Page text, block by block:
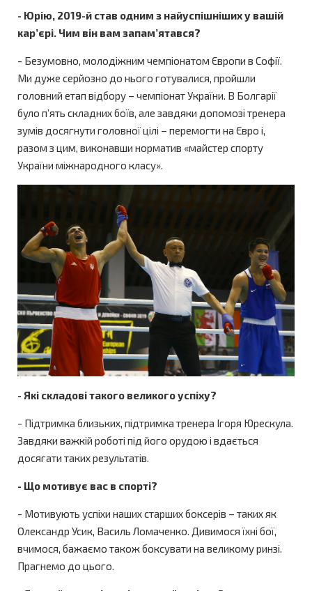
- Юрію, 2019-й став одним з найуспішніших у вашій
кар’єрі. Чим він вам запам’ятався?
- Безумовно, молодіжним чемпіонатом Європи в Софії.
Ми дуже серйозно до нього готувалися, пройшли
головний етап відбору – чемпіонат України. В Болгарії
було п’ять складних боїв, але завдяки допомозі тренера
зумів досягнути головної цілі – перемогти на Євро і,
разом з цим, виконавши норматив «майстер спорту
України міжнародного класу».
- Які складові такого великого успіху?
- Підтримка близьких, підтримка тренера Ігоря Юрескула.
Завдяки важкій роботі під його орудою і вдається
досягати таких результатів.
- Що мотивує вас в спорті?
- Мотивують успіхи наших старших боксерів – таких як
Олександр Усик, Василь Ломаченко. Дивимося їхні бої,
вчимося, бажаємо також боксувати на великому ринзі.
Прагнемо до цього.